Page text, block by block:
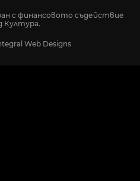
с финансовото съдействие
Култура.
Web Designs